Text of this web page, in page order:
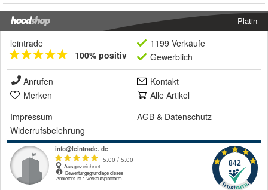
Platin
leintrade
100% positiv
1199 Verkäufe
Gewerblich
Anrufen
Kontakt
Merken
Alle Artikel
Impressum
AGB & Datenschutz
Widerrufsbelehrung